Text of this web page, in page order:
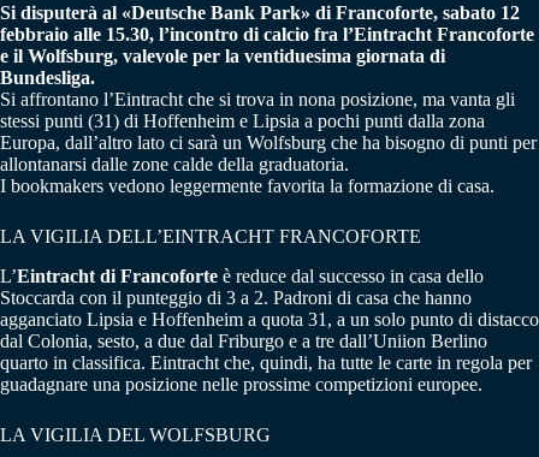
Si disputerà al «Deutsche Bank Park» di Francoforte, sabato 12
febbraio alle 15.30, l’incontro di calcio fra l’Eintracht Francoforte
e il Wolfsburg, valevole per la ventiduesima giornata di
Bundesliga.
Si affrontano l’Eintracht che si trova in nona posizione, ma vanta gli
stessi punti (31) di Hoffenheim e Lipsia a pochi punti dalla zona
Europa, dall’altro lato ci sarà un Wolfsburg che ha bisogno di punti per
allontanarsi dalle zone calde della graduatoria.
I bookmakers vedono leggermente favorita la formazione di casa.
LA VIGILIA DELL’EINTRACHT FRANCOFORTE
L’Eintracht di Francoforte è reduce dal successo in casa dello
Stoccarda con il punteggio di 3 a 2. Padroni di casa che hanno
agganciato Lipsia e Hoffenheim a quota 31, a un solo punto di distacco
dal Colonia, sesto, a due dal Friburgo e a tre dall’Uniion Berlino
quarto in classifica. Eintracht che, quindi, ha tutte le carte in regola per
guadagnare una posizione nelle prossime competizioni europee.
LA VIGILIA DEL WOLFSBURG